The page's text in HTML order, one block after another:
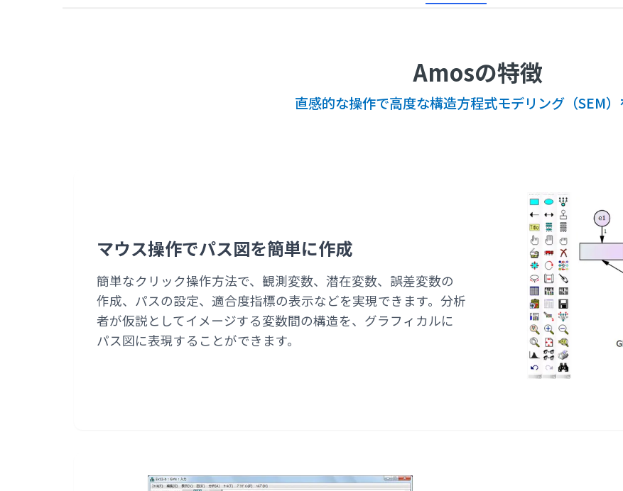
Amosの特徴
直感的な操作で高度な構造方程式モデリング（SEM
マウス操作でパス図を簡単に作成
簡単なクリック操作方法で、観測変数、潜在変数、誤差変数の
作成、パスの設定、適合度指標の表示などを実現できます。分析
者が仮説としてイメージする変数間の構造を、グラフィカルに
パス図に表現することができます。